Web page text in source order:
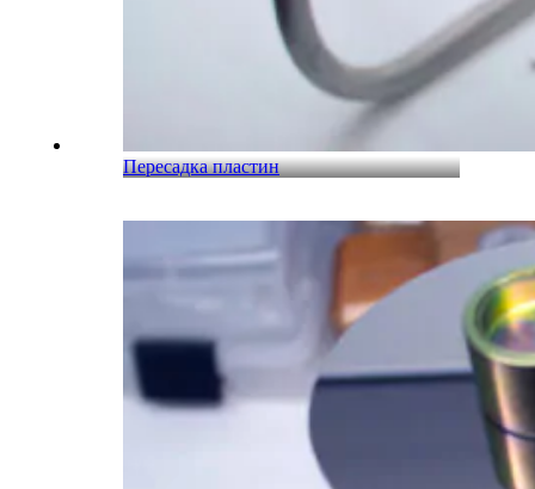
Пересадка пластин